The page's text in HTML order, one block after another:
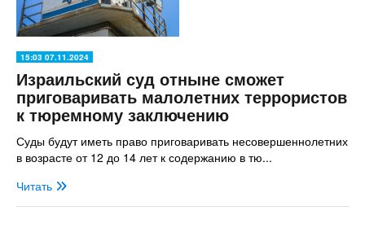
15:03 07.11.2024
Израильский суд отныне сможет
приговаривать малолетних террористов
к тюремному заключению
Суды будут иметь право приговаривать несовершеннолетних
в возрасте от 12 до 14 лет к содержанию в тю...
Читать